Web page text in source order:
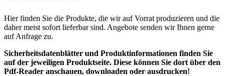
Hier finden Sie die Produkte, die wir auf Vorrat produzieren und die
daher meist sofort lieferbar sind. Angebote senden wir Ihnen gerne
auf Anfrage zu.
Sicherheitsdatenblätter und Produktinformationen finden Sie
auf der jeweiligen Produktseite. Diese können Sie dort über den
Pdf-Reader anschauen, downloaden oder ausdrucken!